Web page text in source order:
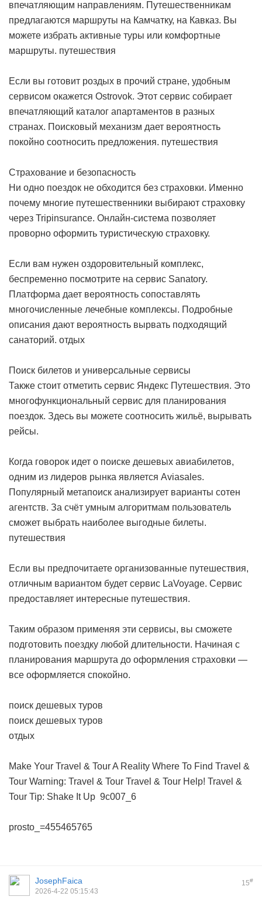
впечатляющим направлениям. Путешественникам
предлагаются маршруты на Камчатку, на Кавказ. Вы
можете избрать активные туры или комфортные
маршруты. путешествия
Если вы готовит роздых в прочий стране, удобным
сервисом окажется Ostrovok. Этот сервис собирает
впечатляющий каталог апартаментов в разных
странах. Поисковый механизм дает вероятность
покойно соотносить предложения. путешествия
Страхование и безопасность
Ни одно поездок не обходится без страховки. Именно
почему многие путешественники выбирают страховку
через Tripinsurance. Онлайн-система позволяет
проворно оформить туристическую страховку.
Если вам нужен оздоровительный комплекс,
беспременно посмотрите на сервис Sanatory.
Платформа дает вероятность сопоставлять
многочисленные лечебные комплексы. Подробные
описания дают вероятность вырвать подходящий
санаторий. отдых
Поиск билетов и универсальные сервисы
Также стоит отметить сервис Яндекс Путешествия. Это
многофункциональный сервис для планирования
поездок. Здесь вы можете соотносить жильё, вырывать
рейсы.
Когда говорок идет о поиске дешевых авиабилетов,
одним из лидеров рынка является Aviasales.
Популярный метапоиск анализирует варианты сотен
агентств. За счёт умным алгоритмам пользователь
сможет выбрать наиболее выгодные билеты.
путешествия
Если вы предпочитаете организованные путешествия,
отличным вариантом будет сервис LaVoyage. Сервис
предоставляет интересные путешествия.
Таким образом применяя эти сервисы, вы сможете
подготовить поездку любой длительности. Начиная с
планирования маршрута до оформления страховки —
все оформляется спокойно.
поиск дешевых туров
поиск дешевых туров
отдых
Make Your Travel & Tour A Reality Where To Find Travel &
Tour Warning: Travel & Tour Travel & Tour Help! Travel &
Tour Tip: Shake It Up 9c007_6
prosto_=455465765
15#
JosephFaica
2026-4-22 05:15:43